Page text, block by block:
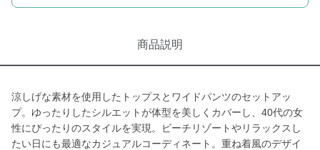
商品説明
涼しげな素材を使用したトップスとワイドパンツのセットアッ
プ。ゆったりしたシルエットが体型を美しくカバーし、40代の女
性にぴったりのスタイルを実現。ビーチリゾートやリラックスし
たい日にも最適なカジュアルコーディネート。重ね着風のデザイ